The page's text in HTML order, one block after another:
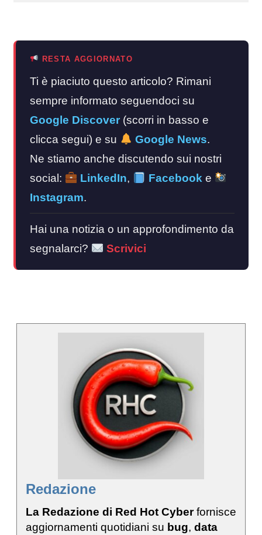
RESTA AGGIORNATO
Ti è piaciuto questo articolo? Rimani
sempre informato seguendoci su
Google Discover (scorri in basso e
clicca segui) e su
Google News.
Ne stiamo anche discutendo sui nostri
social:
LinkedIn, Facebook e
Instagram.
Hai una notizia o un approfondimento da
segnalarci?
Scrivici
Redazione
La Redazione di Red Hot Cyberfornisce
aggiornamenti quotidiani su bug, data